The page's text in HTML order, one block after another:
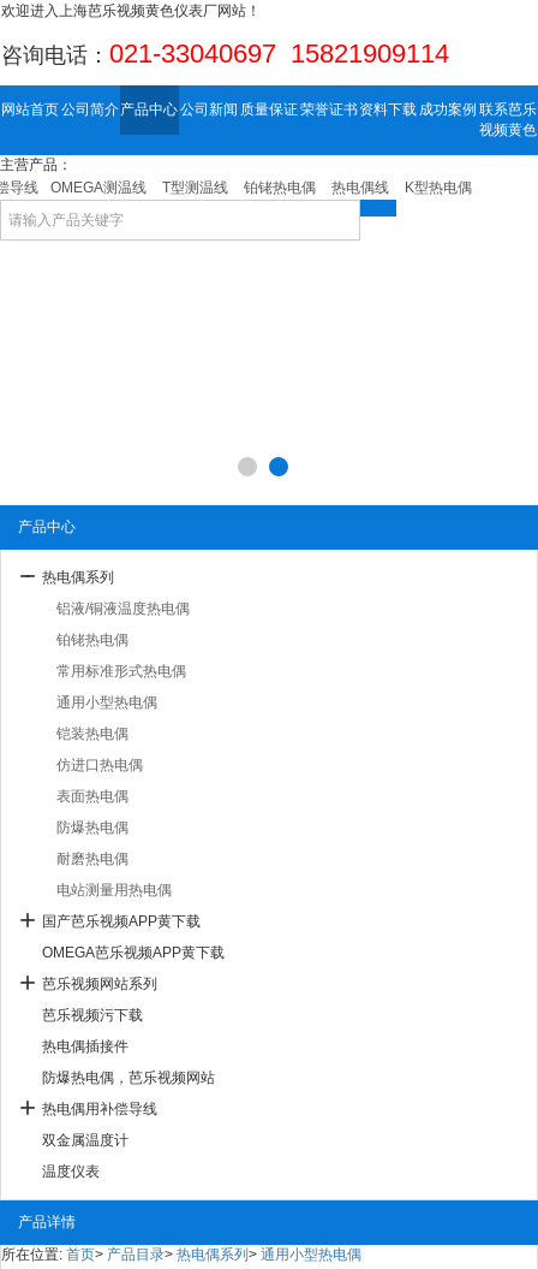
欢迎进入上海芭乐视频黄色仪表厂网站！
咨询电话： 021-33040697 15821909114
网站首页公司简介产品中心公司新闻 质量保证荣誉证书资料下载 成功案例 联系芭乐
视频黄色
主营产品：
线
OMEGA测温线 T型测温线 铂铑热电偶 热电偶线 K型热电偶
产品中心
热电偶系列
铝液/铜液温度热电偶
铂铑热电偶
常用标准形式热电偶
通用小型热电偶
铠装热电偶
仿进口热电偶
表面热电偶
防爆热电偶
耐磨热电偶
电站测量用热电偶
国产芭乐视频APP黄下载
OMEGA芭乐视频APP黄下载
芭乐视频网站系列
芭乐视频污下载
热电偶插接件
防爆热电偶，芭乐视频网站
热电偶用补偿导线
双金属温度计
温度仪表
产品详情
所在位置: 首页> 产品目录> 热电偶系列 > 通用小型热电偶